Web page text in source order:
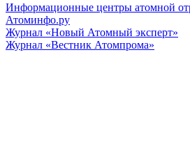
Информационные центры атомной
Атоминфо.ру
Журнал «Новый Атомный эксперт»
Журнал «Вестник Атомпрома»